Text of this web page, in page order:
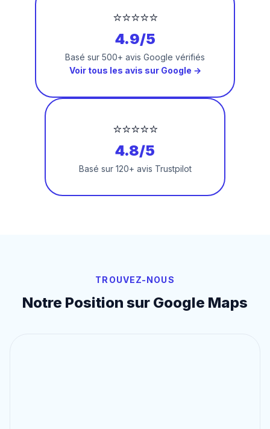
⭐⭐⭐⭐⭐
4.9/5
Basé sur 500+ avis Google vérifiés
Voir tous les avis sur Google →
⭐⭐⭐⭐⭐
4.8/5
Basé sur 120+ avis Trustpilot
TROUVEZ-NOUS
Notre Position sur Google Maps